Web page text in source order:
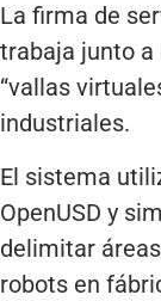
La firma de
trabaja junto a
“vallas
industriales.
El sistema
OpenUSD y
delimitar
robots en